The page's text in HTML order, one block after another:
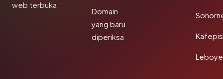
web terbuka.
Domain
yang baru
diperiksa